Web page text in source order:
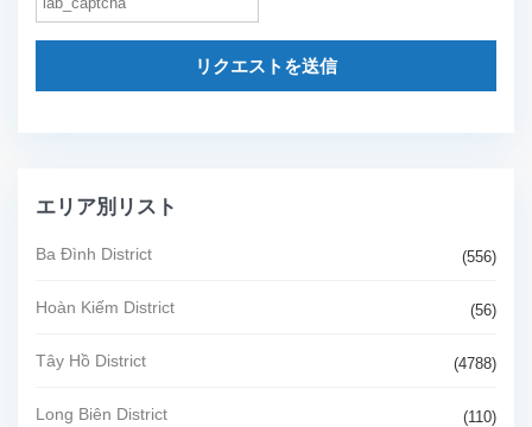
リクエストを送信
エリア別リスト
Ba Đình District (556)
Hoàn Kiếm District (56)
Tây Hồ District (4788)
Long Biên District (110)